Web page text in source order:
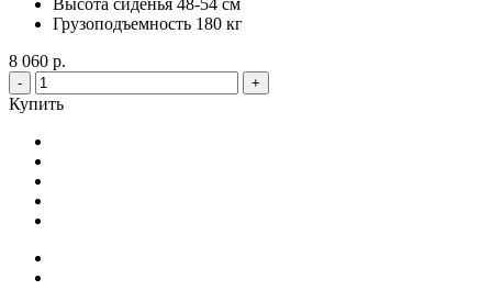
Грузоподъемность 180 кг
8 060 р.
- +
Купить